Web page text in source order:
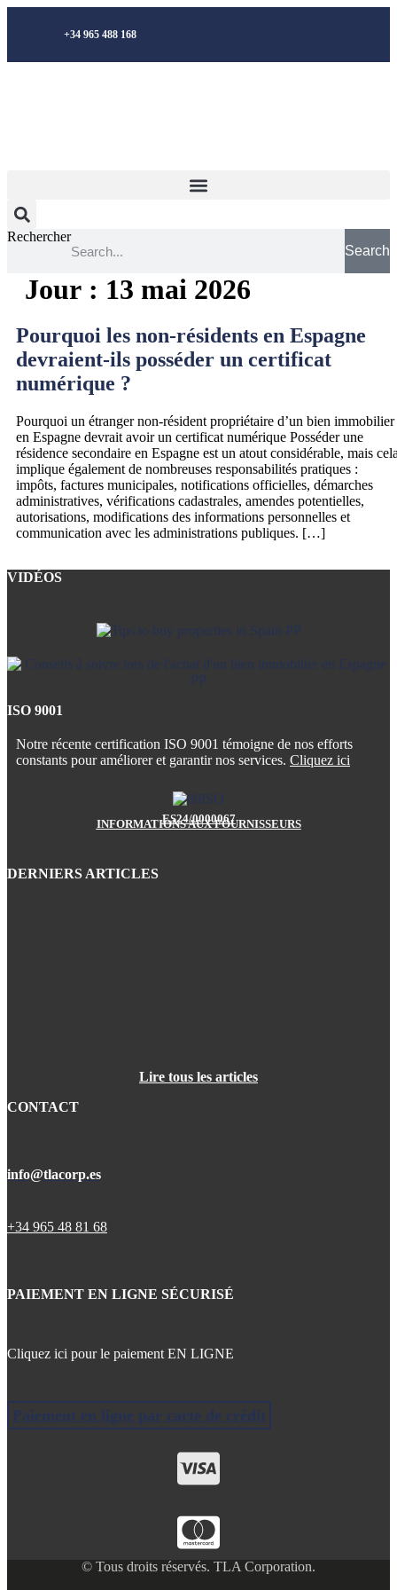
+34 965 488 168
Rechercher
Search
Jour : 13 mai 2026
Pourquoi les non-résidents en Espagne
devraient-ils posséder un certificat
numérique ?
Pourquoi un étranger non-résident propriétaire d’un bien immobilier
en Espagne devrait avoir un certificat numérique Posséder une
résidence secondaire en Espagne est un atout considérable, mais
implique également de nombreuses responsabilités pratiques :
impôts, factures municipales, notifications officielles, démarches
administratives, vérifications cadastrales, amendes potentielles,
autorisations, modifications des informations personnelles et
communication avec les administrations publiques. […]
VIDÉOS
ISO 9001
Notre récente certification ISO 9001 témoigne de nos efforts
constants pour améliorer et garantir nos services. Cliquez ici
ES24/0000067
INFORMATIONS AUX FOURNISSEURS
DERNIERS ARTICLES
Lire tous les articles
CONTACT
info@tlacorp.es
+34 965 48 81 68
PAIEMENT EN LIGNE SÉCURISÉ
Cliquez ici pour le paiement EN LIGNE
Paiement en ligne par carte de crédit
© Tous droits réservés. TLA Corporation.